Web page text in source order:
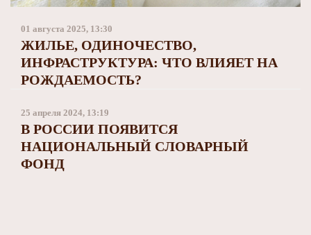
Заполярный театр драмы
01 августа 2025, 13:30
ЖИЛЬЕ, ОДИНОЧЕСТВО,
ИНФРАСТРУКТУРА: ЧТО ВЛИЯЕТ НА
РОЖДАЕМОСТЬ?
25 апреля 2024, 13:19
В РОССИИ ПОЯВИТСЯ
НАЦИОНАЛЬНЫЙ СЛОВАРНЫЙ
ФОНД